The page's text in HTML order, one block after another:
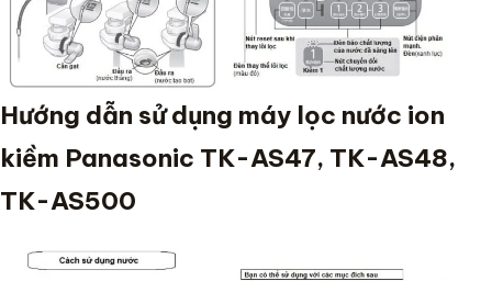
Hướng dẫn sử dụng máy lọc nước ion
kiềm Panasonic TK-AS47, TK-AS48,
TK-AS500